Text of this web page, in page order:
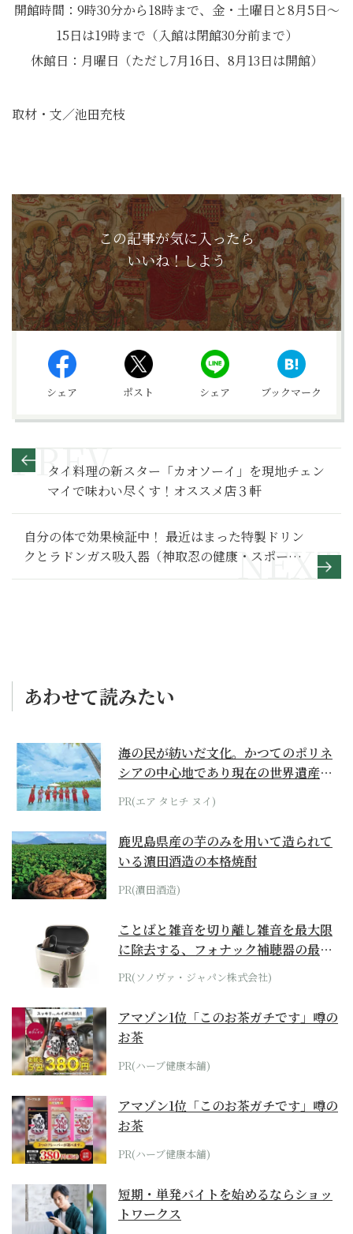
開館時間：9時30分から18時まで、金・土曜日と8月5日～
15日は19時まで（入館は閉館30分前まで）
休館日：月曜日（ただし7月16日、8月13日は開館）
取材・文／池田充枝
この記事が気に入ったら
いいね！しよう
シェア ポスト シェア ブックマーク
タイ料理の新スター「カオソーイ」を現地チェン
マイで味わい尽くす！オススメ店３軒
自分の体で効果検証中！ 最近はまった特製ドリン
クとラドンガス吸入器（神取忍の健康・スポーツ
コラム 第7回）
あわせて読みたい
海の民が紡いだ文化。かつてのポリネ
シアの中心地であり現在の世界遺産か
らみえてくる...
PR(エア タヒチ ヌイ)
鹿児島県産の芋のみを用いて造られて
いる濵田酒造の本格焼酎
PR(濵田酒造)
ことばと雑音を切り離し雑音を最大限
に除去する、フォナック補聴器の最上
位モデル
PR(ソノヴァ・ジャパン株式会社)
アマゾン1位「このお茶ガチです」噂の
お茶
PR(ハーブ健康本舗)
アマゾン1位「このお茶ガチです」噂の
お茶
PR(ハーブ健康本舗)
短期・単発バイトを始めるならショッ
トワークス